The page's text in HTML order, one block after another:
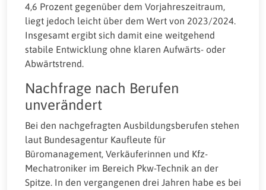
4,6 Prozent gegenüber dem Vorjahreszeitraum,
liegt jedoch leicht über dem Wert von 2023/2024.
Insgesamt ergibt sich damit eine weitgehend
stabile Entwicklung ohne klaren Aufwärts- oder
Abwärtstrend.
Nachfrage nach Berufen
unverändert
Bei den nachgefragten Ausbildungsberufen stehen
laut Bundesagentur Kaufleute für
Büromanagement, Verkäuferinnen und Kfz-
Mechatroniker im Bereich Pkw-Technik an der
Spitze. In den vergangenen drei Jahren habe es bei